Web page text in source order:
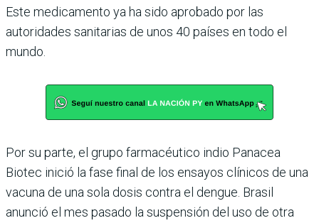
Este medicamento ya ha sido aprobado por las
autoridades sanitarias de unos 40 países en todo el
mundo.
Por su parte, el grupo farmacéutico indio Panacea
Biotec inició la fase final de los ensayos clínicos de una
vacuna de una sola dosis contra el dengue. Brasil
anunció el mes pasado la suspensión del uso de otra